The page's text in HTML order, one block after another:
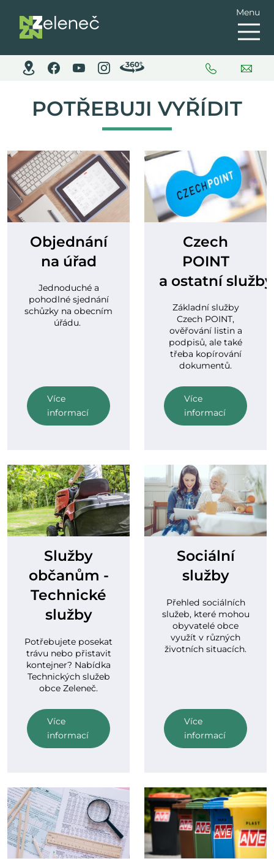
Menu
POTŘEBUJI VYŘÍDIT
Objednání
na úřad
Jednoduché a
pohodlné sjednání
schůzky na obecním
úřádu.
Více
informací
Czech
POINT
a ostatní služby
Základní služby
Czech POINT,
ověřování listin a
podpisů, ale také
třeba kopírování
dokumentů.
Více
informací
Služby
občanům -
Technické
služby
Potřebujete posekat
trávu nebo přistavit
kontejner? Nabídka
Technických služeb
obce Zeleneč.
Více
informací
Sociální
služby
Přehled sociálních
služeb, které mohou
obyvatelé obce
využít v různých
životních situacích.
Více
informací